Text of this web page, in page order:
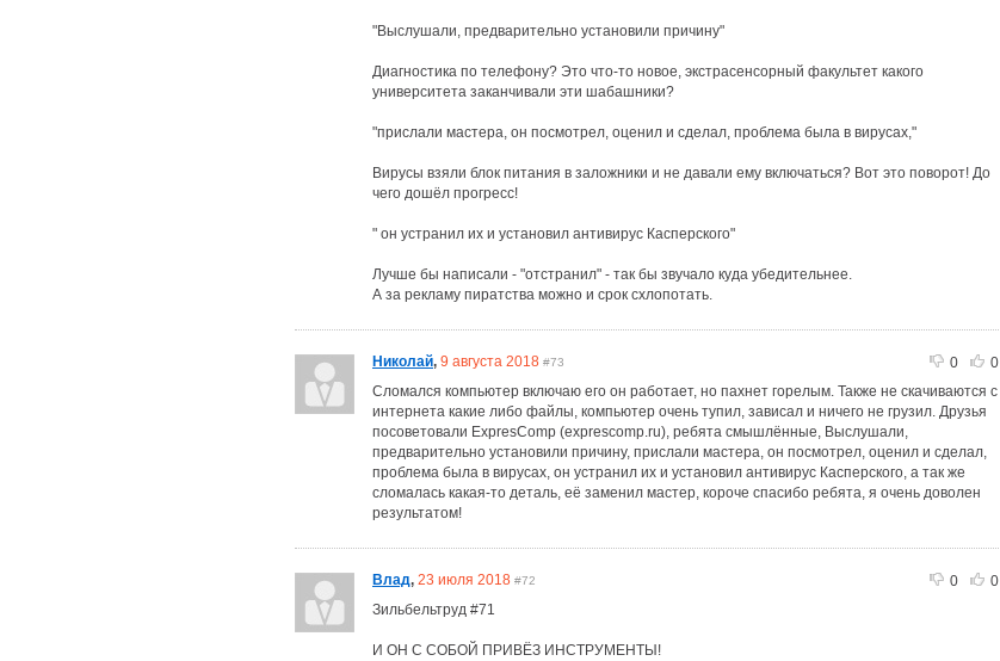
"Выслушали, предварительно установили причину"
Диагностика по телефону? Это что-то новое, экстрасенсорный факультет какого
университета заканчивали эти шабашники?
"прислали мастера, он посмотрел, оценил и сделал, проблема была в вирусах,"
Вирусы взяли блок питания в заложники и не давали ему включаться? Вот это поворот! До
чего дошёл прогресс!
" он устранил их и установил антивирус Касперского"
Лучше бы написали - "отстранил" - так бы звучало куда убедительнее.
А за рекламу пиратства можно и срок схлопотать.
0 0
Николай, 9 августа 2018 #73
Сломался компьютер включаю его он работает, но пахнет горелым. Также не скачиваются с
интернета какие либо файлы, компьютер очень тупил, зависал и ничего не грузил. Друзья
посоветовали ExpresComp (exprescomp.ru), ребята смышлённые, Выслушали,
предварительно установили причину, прислали мастера, он посмотрел, оценил и сделал,
проблема была в вирусах, он устранил их и установил антивирус Касперского, а так же
сломалась какая-то деталь, её заменил мастер, короче спасибо ребята, я очень доволен
результатом!
0 0
Влад, 23 июля 2018 #72
Зильбельтруд #71
И ОН С СОБОЙ ПРИВЁЗ ИНСТРУМЕНТЫ!